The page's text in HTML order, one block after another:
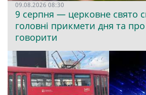
09.08.2026 08:30
9 серпня — церковне свято
головні прикмети дня та
говорити